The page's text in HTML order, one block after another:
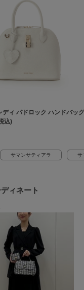
ディ パドロック ハンドバッグ
込)
サマンサティアラ サ
ィネート